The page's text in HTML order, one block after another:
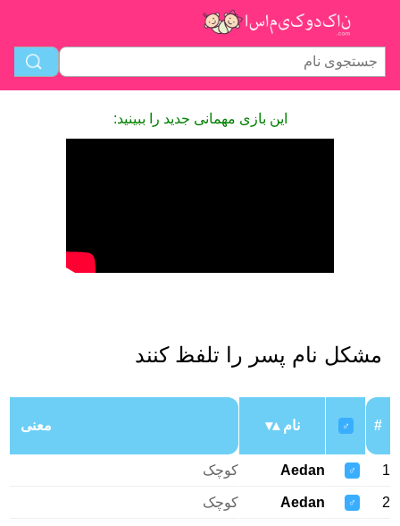
این بازی مهمانی جدید را ببینید:
مشکل نام پسر را تلفظ کنند
#
♂ نام معنی
1
♂
Aedan کوچک
2
♂
Aedan کوچک